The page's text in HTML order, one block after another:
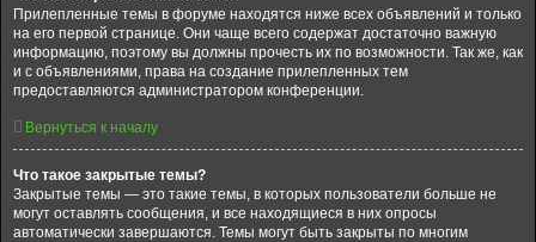
Прилепленные темы в форуме находятся ниже всех объявлений и только
на его первой странице. Они чаще всего содержат достаточно важную
информацию, поэтому вы должны прочесть их по возможности. Так же, как
и с объявлениями, права на создание прилепленных тем
предоставляются администратором конференции.
Вернуться к началу
Что такое закрытые темы?
Закрытые темы — это такие темы, в которых пользователи больше не
могут оставлять сообщения, и все находящиеся в них опросы
автоматически завершаются. Темы могут быть закрыты по многим